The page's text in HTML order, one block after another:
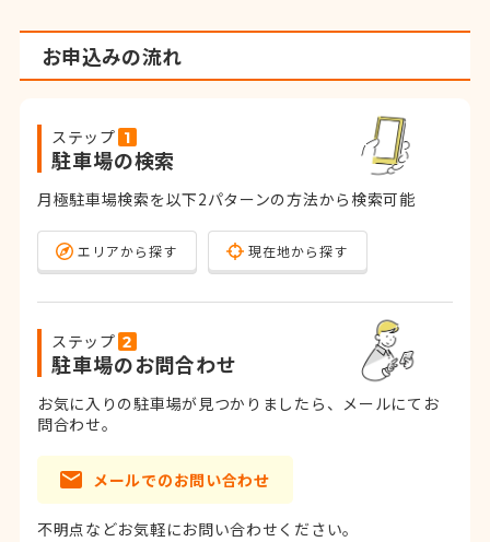
お申込みの流れ
ステップ
駐車場の検索
月極駐車場検索を以下2パターンの方法から検索可能
エリアから探す 現在地から探す
ステップ
駐車場のお問合わせ
お気に入りの駐車場が見つかりましたら、メールにてお
問合わせ。
メールでのお問い合わせ
不明点などお気軽にお問い合わせください。